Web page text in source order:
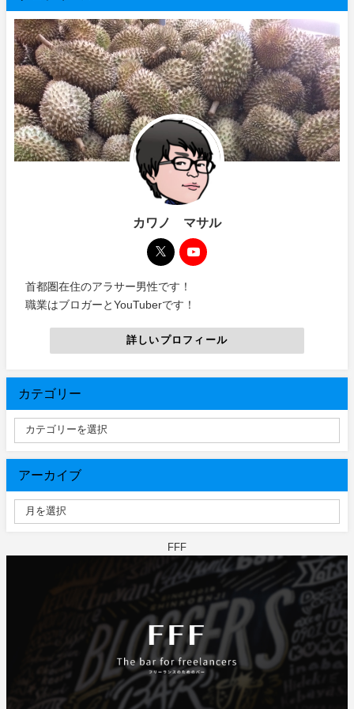
カワノ マサル
首都圏在住のアラサー男性です！
職業はブロガーとYouTuberです！
詳しいプロフィール
カテゴリー
アーカイブ
FFF